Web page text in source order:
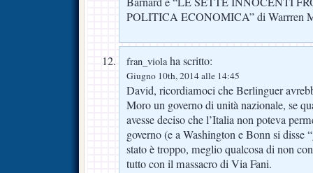
POLITICA ECONOMICA” di Warrren
fran_violaha scritto:
Giugno 10th, 2014 alle 14:45
David, ricordiamoci che Berlinguer
Moro un governo di unità nazionale, se
avesse deciso che l’Italia non poteva
governo (e a Washington e Bonn si disse
stato è troppo, meglio qualcosa di non
tutto con il massacro di Via Fani.